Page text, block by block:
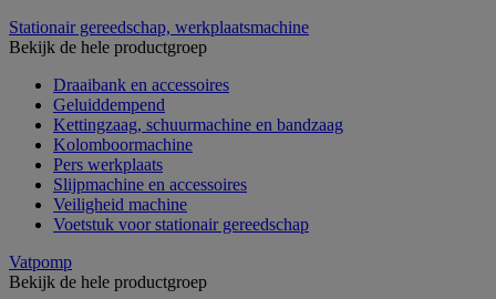
Stationair gereedschap, werkplaatsmachine
Bekijk de hele productgroep
Draaibank en accessoires
Geluiddempend
Kettingzaag, schuurmachine en bandzaag
Kolomboormachine
Pers werkplaats
Slijpmachine en accessoires
Veiligheid machine
Voetstuk voor stationair gereedschap
Vatpomp
Bekijk de hele productgroep